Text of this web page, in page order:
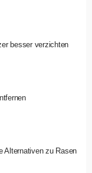
besser verzichten
Alternativen zu Rasen